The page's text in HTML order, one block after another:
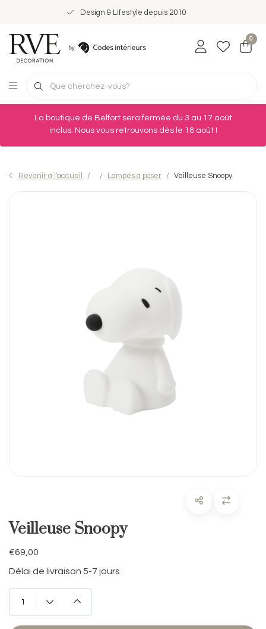
Design & Lifestyle depuis 2010
0
La boutique de Belfort sera fermée du 3 au 17 août
inclus. Nous vous retrouvons dès le 18 août !
Revenir à l'accueil Lampes à poser Veilleuse Snoopy
Veilleuse Snoopy
€69,00
Délai de livraison 5-7 jours